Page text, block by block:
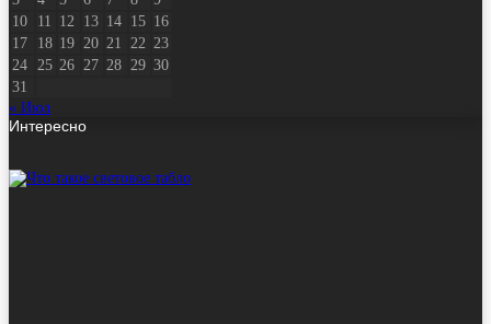
10
11 12 13 14 15 16
17
18 19 20 21 22 23
24
25 26 27 28 29 30
31
« Июл
Интересно